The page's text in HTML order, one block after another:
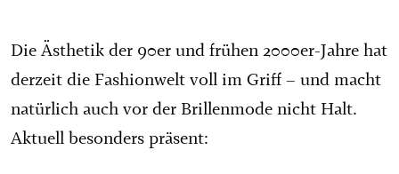
Die Ästhetik der 90er und frühen 2000er-Jahre hat
derzeit die Fashionwelt voll im Griff – und macht
natürlich auch vor der Brillenmode nicht Halt.
Aktuell besonders präsent: